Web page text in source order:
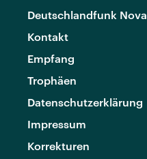
Deutschlandfunk Nova
Kontakt
Empfang
Trophäen
Datenschutzerklärung
Impressum
Korrekturen